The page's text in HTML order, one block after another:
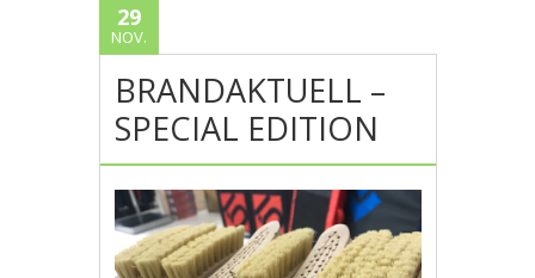
29
NOV.
BRANDAKTUELL –
SPECIAL EDITION